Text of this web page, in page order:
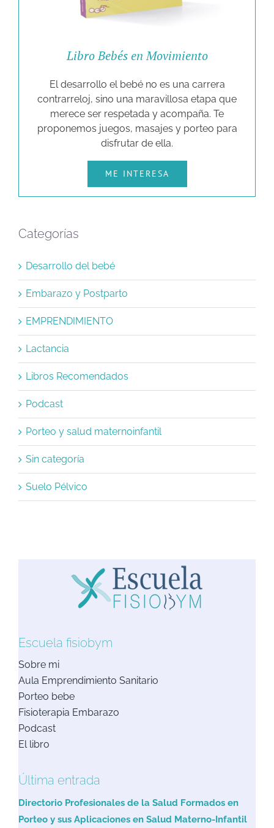
Libro Bebés en Movimiento
El desarrollo el bebé no es una carrera
contrarreloj, sino una maravillosa etapa que
merece ser respetada y acompaña. Te
proponemos juegos, masajes y porteo para
disfrutar de ella.
ME INTERESA
Categorías
Desarrollo del bebé
Embarazo y Postparto
EMPRENDIMIENTO
Lactancia
Libros Recomendados
Podcast
Porteo y salud maternoinfantil
Sin categoría
Suelo Pélvico
Escuela fisiobym
Sobre mi
Aula Emprendimiento Sanitario
Porteo bebe
Fisioterapia Embarazo
Podcast
El libro
Última entrada
Directorio Profesionales de la Salud Formados en
Porteo y sus Aplicaciones en Salud Materno-Infantil